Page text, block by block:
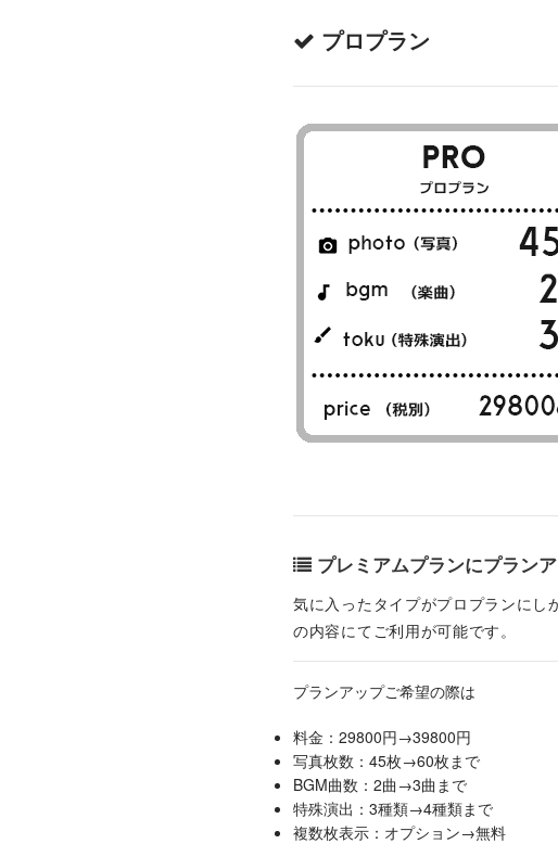
プロプラン
プレミアムプランにプラン
気に入ったタイプがプロプランにし
の内容にてご利用が可能です。
プランアップご希望の際は
料金：29800円→39800円
写真枚数：45枚→60枚まで
BGM曲数：2曲→3曲まで
特殊演出：3種類→4種類まで
複数枚表示：オプション→無料